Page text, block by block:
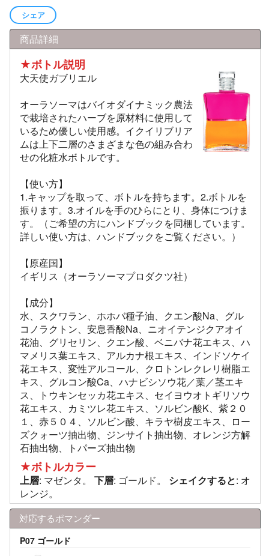
シェア
商品詳細
★ボトル説明
大天使ガブリエル
オーラソーマはバイオダイナミック農法
で栽培されたハーブを原材料に使用して
いるため優しい使用感。イクイリブリア
ムは上下二層のさまざまな色の組み合わ
せの化粧水ボトルです。
【使い方】
1.キャップを取って、ボトルを持ちます。2.ボトルを
振ります。3.オイルを手のひらにとり、身体につけま
す。（ご希望の方にハンドブックを同梱しています。
詳しい使い方は、ハンドブックをご覧ください。）
【原産国】
イギリス（オーラソーマプロダクツ社）
【成分】
水、スクワラン、ホホバ種子油、クエン酸Na、グル
コノラクトン、安息香酸Na、ニオイテンジクアオイ
花油、グリセリン、クエン酸、ベニバナ花エキス、ハ
マメリス葉エキス、アルカナ根エキス、インドソケイ
花エキス、変性アルコール、クロトンレクレリ樹脂エ
キス、グルコン酸Ca、ハナビシソウ花／葉／茎エキ
ス、トウキンセッカ花エキス、セイヨウオトギリソウ
花エキス、カミツレ花エキス、ソルビン酸K、紫２０
１、赤５０４、ソルビン酸、キラヤ樹皮エキス、ロー
ズクォーツ抽出物、ジンサイト抽出物、オレンジ方解
石抽出物、トパーズ抽出物
★ボトルカラー
上層: マゼンタ。 下層: ゴールド。 シェイクすると: オ
レンジ。
対応するポマンダー
P07 ゴールド